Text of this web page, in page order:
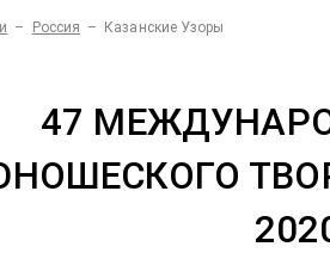
– Россия – Казанские Узоры
47